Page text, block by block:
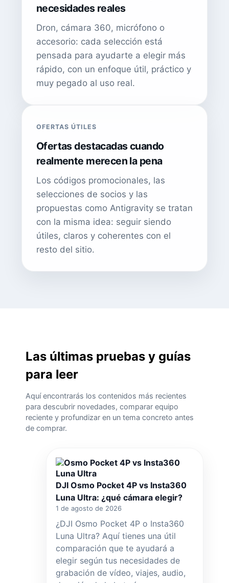
necesidades reales
Dron, cámara 360, micrófono o
accesorio: cada selección está
pensada para ayudarte a elegir más
rápido, con un enfoque útil, práctico y
muy pegado al uso real.
OFERTAS ÚTILES
Ofertas destacadas cuando
realmente merecen la pena
Los códigos promocionales, las
selecciones de socios y las
propuestas como Antigravity se tratan
con la misma idea: seguir siendo
útiles, claros y coherentes con el
resto del sitio.
Las últimas pruebas y guías
para leer
Aquí encontrarás los contenidos más recientes
para descubrir novedades, comparar equipo
reciente y profundizar en un tema concreto antes
de comprar.
DJI Osmo Pocket 4P vs Insta360
Luna Ultra: ¿qué cámara elegir?
1 de agosto de 2026
¿DJI Osmo Pocket 4P o Insta360
Luna Ultra? Aquí tienes una útil
comparación que te ayudará a
elegir según tus necesidades de
grabación de vídeo, viajes, audio,